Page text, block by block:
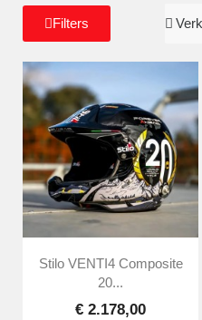
Filters
Stilo VENTI4 Composite
20...
€ 2.178,00